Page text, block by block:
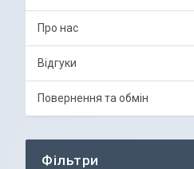
Про нас
Відгуки
Повернення та обмін
Фільтри